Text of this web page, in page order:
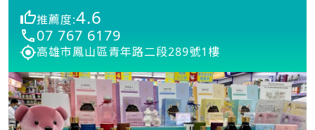
推薦度:4.6
07 767 6179
高雄市鳳山區青年路二段289號1樓